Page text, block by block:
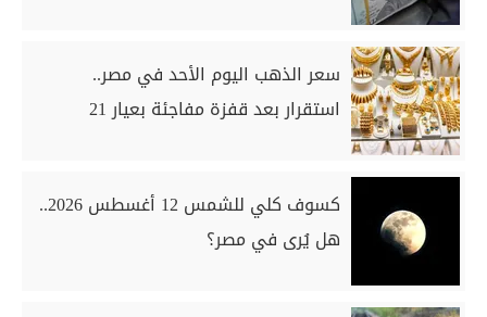
سعر الذهب اليوم الأحد في مصر..
استقرار بعد قفزة مفاجئة بعيار 21
كسوف كلي للشمس 12 أغسطس 2026..
هل يُرى في مصر؟